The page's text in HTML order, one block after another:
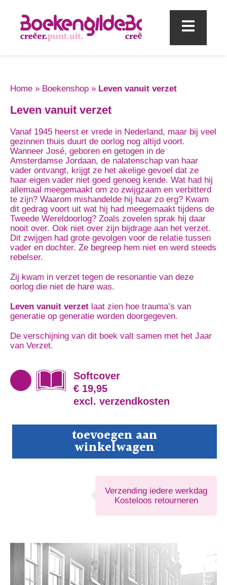
Home » Boekenshop » Leven vanuit verzet
Leven vanuit verzet
Vanaf 1945 heerst er vrede in Nederland, maar bij veel
gezinnen thuis duurt de oorlog nog altijd voort.
Wanneer José, geboren en getogen in de
Amsterdamse Jordaan, de nalatenschap van haar
vader ontvangt, krijgt ze het akelige gevoel dat ze
haar eigen vader niet goed genoeg kende. Wat had hij
allemaal meegemaakt om zo zwijgzaam en verbitterd
te zijn? Waarom mishandelde hij haar zo erg? Kwam
dit gedrag voort uit wat hij had meegemaakt tijdens de
Tweede Wereldoorlog? Zoals zovelen sprak hij daar
nooit over. Ook niet over zijn bijdrage aan het verzet.
Dit zwijgen had grote gevolgen voor de relatie tussen
vader en dochter. Ze begreep hem niet en werd steeds
rebelser.
Zij kwam in verzet tegen de resonantie van deze
oorlog die niet de hare was.
Leven vanuit verzet laat zien hoe trauma’s van
generatie op generatie worden doorgegeven.
De verschijning van dit boek valt samen met het Jaar
van Verzet.
Softcover
€ 19,95
excl. verzendkosten
aantal
toevoegen aan
winkelwagen
Verzending iedere werkdag
Kosteloos retourneren